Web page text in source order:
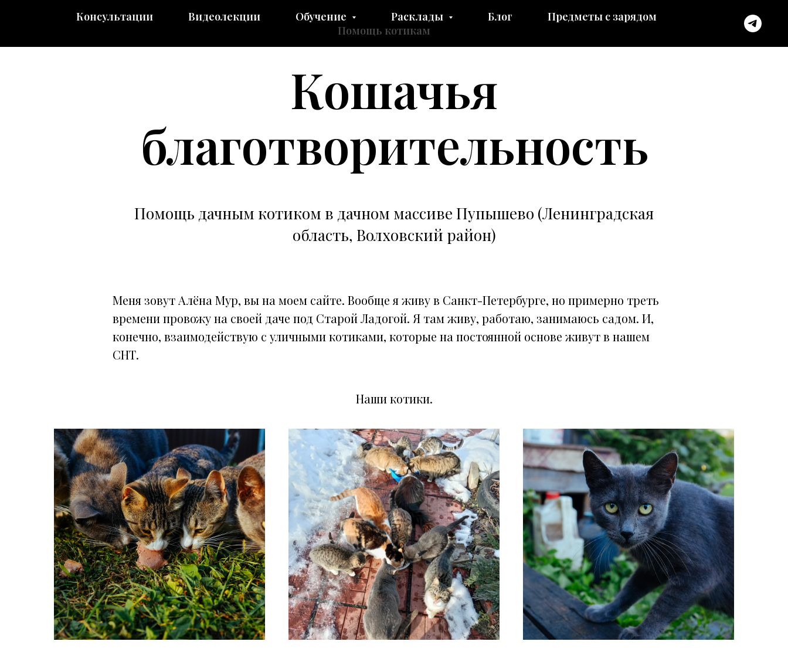
Консультации Видеолекции Обучение Расклады Блог
Предметы с зарядом
Помощь котикам
Кошачья
благотворительность
Помощь дачным котиком в дачном массиве Пупышево (Ленинградская
область, Волховский район)
Меня зовут Алёна Мур, вы на моем сайте. Вообще я живу в Санкт-Петербурге, но примерно треть
времени провожу на своей даче под Старой Ладогой. Я там живу, работаю, занимаюсь садом. И,
конечно, взаимодействую с уличными котиками, которые на постоянной основе живут в нашем
СНТ.
Наши котики.